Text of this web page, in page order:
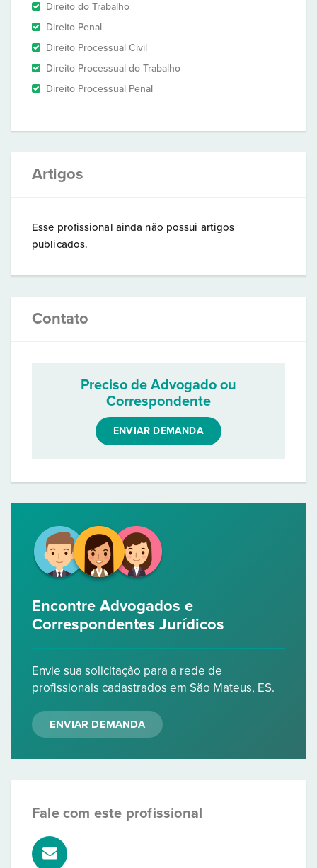
Direito do Trabalho
Direito Penal
Direito Processual Civil
Direito Processual do Trabalho
Direito Processual Penal
Artigos
Esse profissional ainda não possui artigos
publicados.
Contato
Preciso de Advogado ou
Correspondente
ENVIAR DEMANDA
Encontre Advogados e
Correspondentes Jurídicos
Envie sua solicitação para a rede de
profissionais cadastrados em São Mateus, ES.
ENVIAR DEMANDA
Fale com este profissional